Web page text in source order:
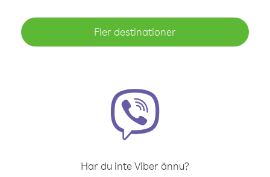
Fler destinationer
Har du inte Viber ännu?